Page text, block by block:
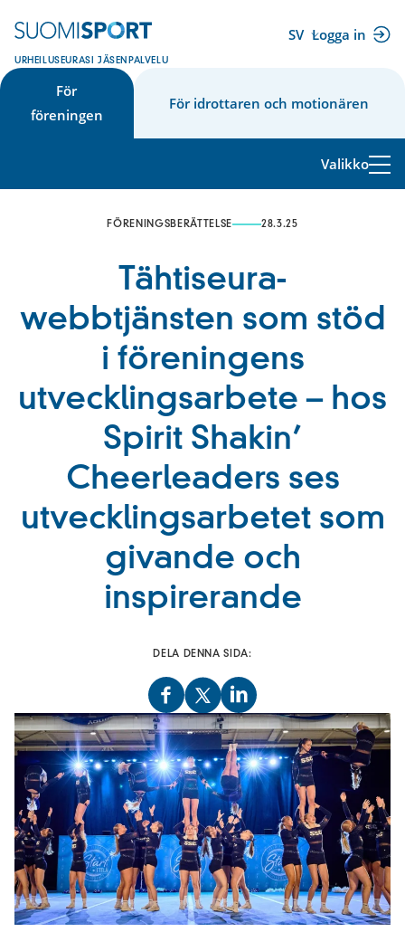
till
URHEILUSEURASI JÄSENPALVELU
SV Logga in
(extern
För
föreningen
För idrottaren och motionären
Valikko
FÖRENINGSBERÄTTELSE 28.3.25
Tähtiseura-
webbtjänsten som stöd
i föreningens
utvecklingsarbete – hos
Spirit Shakin’
Cheerleaders ses
utvecklingsarbetet som
givande och
inspirerande
DELA DENNA SIDA: